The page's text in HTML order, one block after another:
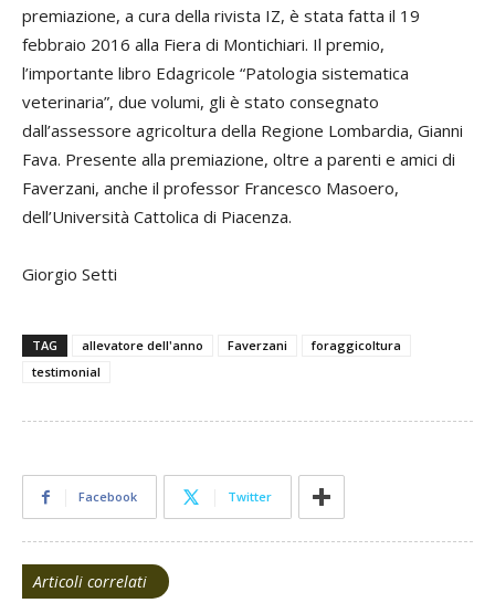
premiazione, a cura della rivista IZ, è stata fatta il 19
febbraio 2016 alla Fiera di Montichiari. Il premio,
l’importante libro Edagricole “Patologia sistematica
veterinaria”, due volumi, gli è stato consegnato
dall’assessore agricoltura della Regione Lombardia, Gianni
Fava. Presente alla premiazione, oltre a parenti e amici di
Faverzani, anche il professor Francesco Masoero,
dell’Università Cattolica di Piacenza.
Giorgio Setti
TAG allevatore dell'anno Faverzani
foraggicoltura
testimonial
Facebook Twitter
Articoli correlati